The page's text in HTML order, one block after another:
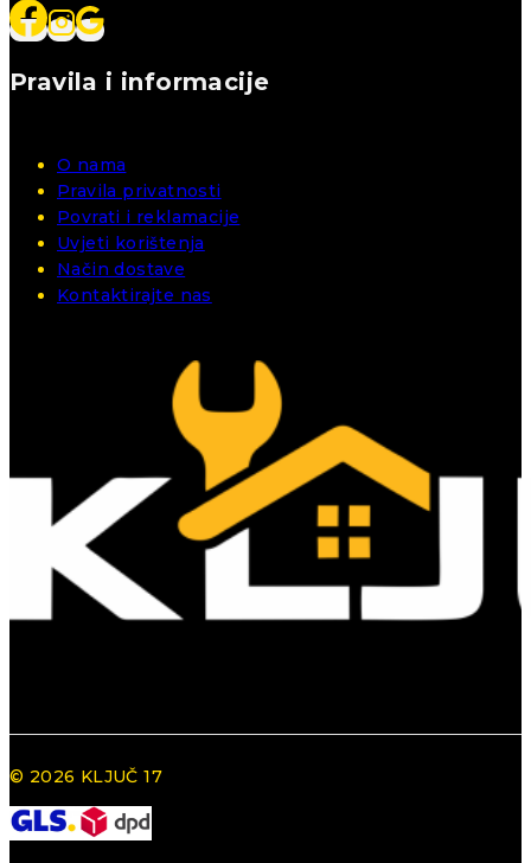
Pravila i informacije
O nama
Pravila privatnosti
Povrati i reklamacije
Uvjeti korištenja
Način dostave
Kontaktirajte nas
© 2026 KLJUČ 17